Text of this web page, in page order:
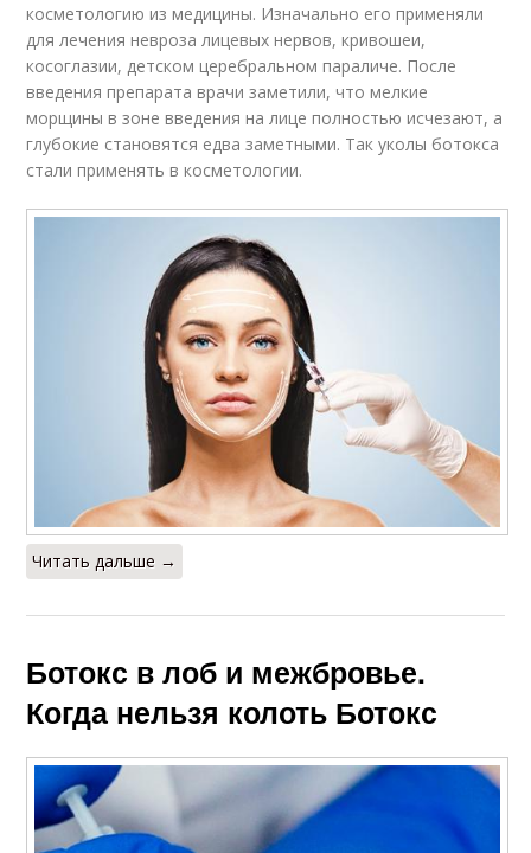
косметологию из медицины. Изначально его применяли
для лечения невроза лицевых нервов, кривошеи,
косоглазии, детском церебральном параличе. После
введения препарата врачи заметили, что мелкие
морщины в зоне введения на лице полностью исчезают, а
глубокие становятся едва заметными. Так уколы ботокса
стали применять в косметологии.
Читать дальше →
Ботокс в лоб и межбровье.
Когда нельзя колоть Ботокс